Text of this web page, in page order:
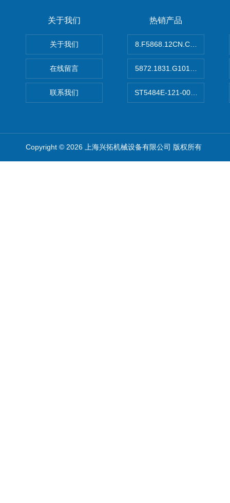
关于我们
关于我们
在线留言
联系我们
热销产品
8.F5868.12CN.C122德国
5872.1831.G101德国库伯勒
ST5484E-121-0032-00美国
Copyright © 2026 上海兴拓机械设备有限公司 版权所有